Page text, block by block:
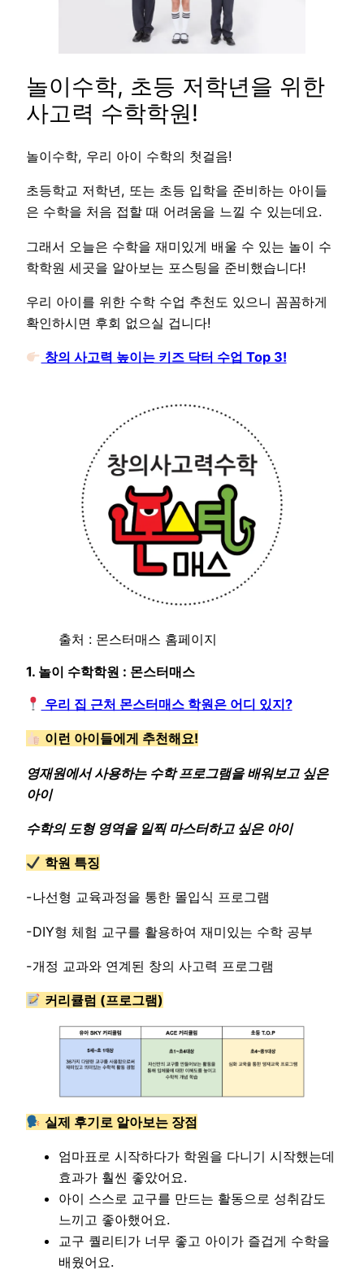
놀이수학, 초등 저학년을 위한
사고력 수학학원!
놀이수학, 우리 아이 수학의 첫걸음!
초등학교 저학년, 또는 초등 입학을 준비하는 아이들
은 수학을 처음 접할 때 어려움을 느낄 수 있는데요.
그래서 오늘은 수학을 재미있게 배울 수 있는 놀이 수
학학원 세곳을 알아보는 포스팅을 준비했습니다!
우리 아이를 위한 수학 수업 추천도 있으니 꼼꼼하게
확인하시면 후회 없으실 겁니다!
창의 사고력 높이는 키즈 닥터 수업 Top 3!
출처 : 몬스터매스 홈페이지
1. 놀이 수학학원 : 몬스터매스
우리 집 근처 몬스터매스 학원은 어디 있지?
이런 아이들에게 추천해요!
영재원에서 사용하는 수학 프로그램을 배워보고 싶은
아이
수학의 도형 영역을 일찍 마스터하고 싶은 아이
학원 특징
-나선형 교육과정을 통한 몰입식 프로그램
-DIY형 체험 교구를 활용하여 재미있는 수학 공부
-개정 교과와 연계된 창의 사고력 프로그램
커리큘럼 (프로그램)
실제 후기로 알아보는 장점
엄마표로 시작하다가 학원을 다니기 시작했는데
효과가 훨씬 좋았어요.
아이 스스로 교구를 만드는 활동으로 성취감도
느끼고 좋아했어요.
교구 퀄리티가 너무 좋고 아이가 즐겁게 수학을
배웠어요.